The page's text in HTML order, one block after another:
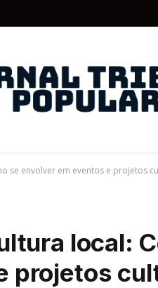
se envolver em eventos e projetos
local:
projetos